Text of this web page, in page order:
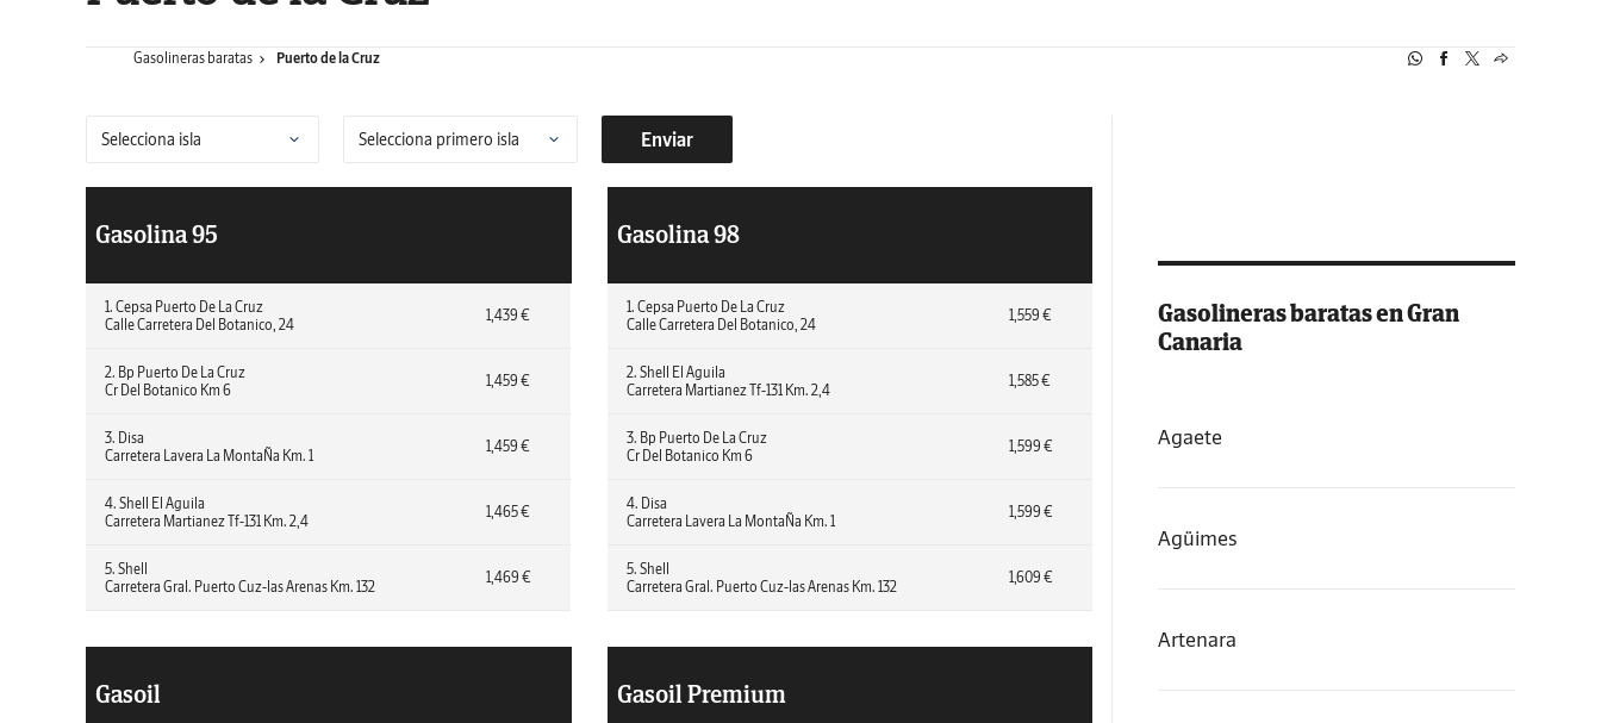
Gasolineras baratas Puerto de la Cruz
Enviar
Gasolina 95
1. Cepsa Puerto De La Cruz
Calle Carretera Del Botanico, 24
1,439 €
2. Bp Puerto De La Cruz
Cr Del Botanico Km 6
1,459 €
3. Disa
Carretera Lavera La MontaÑa Km. 1
1,459 €
4. Shell El Aguila
Carretera Martianez Tf-131 Km. 2,4
1,465 €
5. Shell
Carretera Gral. Puerto Cuz-las Arenas Km. 132
1,469 €
Gasolina 98
1. Cepsa Puerto De La Cruz
Calle Carretera Del Botanico, 24
1,559 €
2. Shell El Aguila
Carretera Martianez Tf-131 Km. 2,4
1,585 €
3. Bp Puerto De La Cruz
Cr Del Botanico Km 6
1,599 €
4. Disa
Carretera Lavera La MontaÑa Km. 1
1,599 €
5. Shell
Carretera Gral. Puerto Cuz-las Arenas Km. 132
1,609 €
Gasoil Gasoil Premium
Gasolineras baratas en Gran
Canaria
Agaete
Agüimes
Artenara